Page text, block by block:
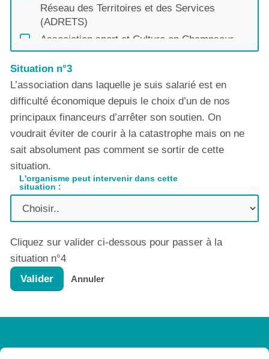
Réseau des Territoires et des Services
(ADRETS)
Association sport et Culture en Champsaur,
Centre Social Planète ChampsaurValgo
BGE PAM - Provence Alpes Méditerranée-
Accès Conseil
Centre de ressources des Hauts Pays Alpins
Collectif Animacoop
Comité Départemental Olympique et Sportif
des Hautes Alpes
Comité Départemental d'Education et de
Promotion de la Santé des Hautes Alpes
Comptoir des Assos
Département des Hautes-Alpes, CEDRA,
service culturel
EUROSCOPE
Handirect05
Situation n°3
L’association dans laquelle je suis salarié est en
difficulté économique depuis le choix d’un de nos
principaux financeurs d’arrêter son soutien. On
voudrait éviter de courir à la catastrophe mais on ne
sait absolument pas comment se sortir de cette
situation.
L'organisme peut intervenir dans cette
situation :
Cliquez sur valider ci-dessous pour passer à la
situation n°4
Valider
Annuler